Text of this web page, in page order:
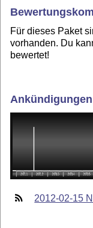
Für dieses Paket
vorhanden. Du
bewertet!
Ankündigungen
2012-02-15